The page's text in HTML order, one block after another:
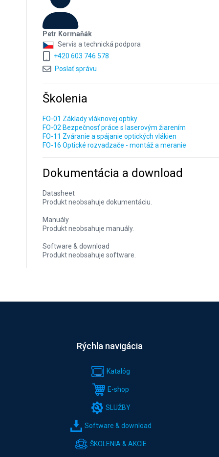
Petr Kormaňák
Servis a technická podpora
+420 603 746 578
Poslať správu
Školenia
FO-01 Základy vláknovej optiky
FO-02 Bezpečnosť práce s laserovým žiarením
FO-11 Zváranie a spájanie optických vlákien
FO-16 Optické rozvadzače - montáž a meranie
Dokumentácia a download
Datasheet
Produkt neobsahuje dokumentáciu.
Manuály
Produkt neobsahuje manuály.
Software & download
Produkt neobsahuje software.
Rýchla navigácia
Katalóg
E-shop
SLUŽBY
Software & download
ŠKOLENIA & AKCIE